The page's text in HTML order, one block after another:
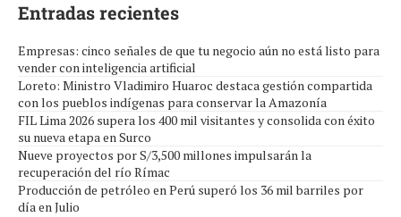
Entradas recientes
Empresas: cinco señales de que tu negocio aún no está listo para
vender con inteligencia artificial
Loreto: Ministro Vladimiro Huaroc destaca gestión compartida
con los pueblos indígenas para conservar la Amazonía
FIL Lima 2026 supera los 400 mil visitantes y consolida con éxito
su nueva etapa en Surco
Nueve proyectos por S/3,500 millones impulsarán la
recuperación del río Rímac
Producción de petróleo en Perú superó los 36 mil barriles por
día en Julio